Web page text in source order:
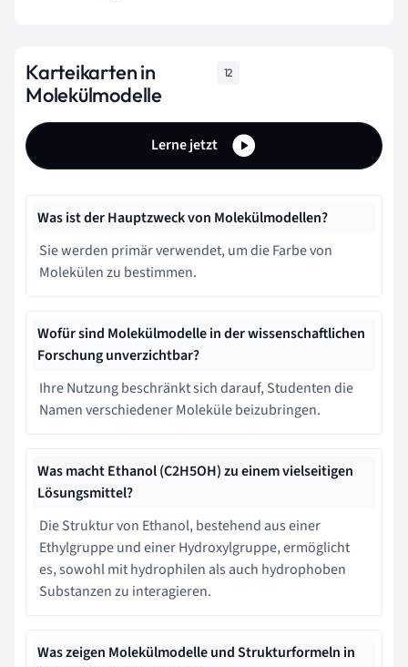
Karteikarten in
Molekülmodelle
12
Lerne jetzt
Was ist der Hauptzweck von Molekülmodellen?
Sie werden primär verwendet, um die Farbe von
Molekülen zu bestimmen.
Wofür sind Molekülmodelle in der wissenschaftlichen
Forschung unverzichtbar?
Ihre Nutzung beschränkt sich darauf, Studenten die
Namen verschiedener Moleküle beizubringen.
Was macht Ethanol (C2H5OH) zu einem vielseitigen
Lösungsmittel?
Die Struktur von Ethanol, bestehend aus einer
Ethylgruppe und einer Hydroxylgruppe, ermöglicht
es, sowohl mit hydrophilen als auch hydrophoben
Substanzen zu interagieren.
Was zeigen Molekülmodelle und Strukturformeln in